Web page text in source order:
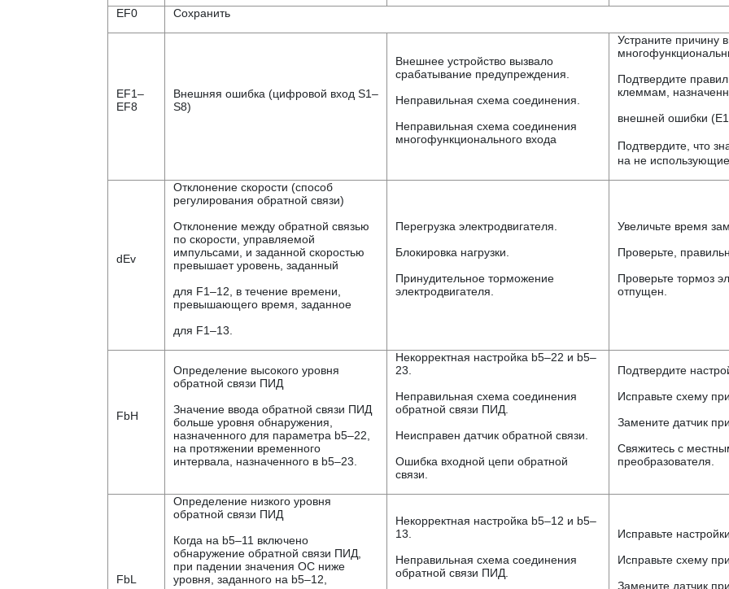
EF0 Сохранить
EF1–
EF8
Внешняя ошибка (цифровой вход S1–
S8)
Внешнее устройство вызвало
срабатывание предупреждения.
Неправильная схема соединения.
Неправильная схема соединения
многофункционального входа
Устраните причину
Подтвердите
клеммам,
внешней ошибки
Подтвердите, что
на не
dEv
Отклонение скорости (способ
регулирования обратной связи)
Отклонение между обратной связью
по скорости, управляемой
импульсами, и заданной скоростью
превышает уровень, заданный
для F1–12, в течение времени,
превышающего время, заданное
для F1–13.
Перегрузка электродвигателя.
Блокировка нагрузки.
Принудительное торможение
электродвигателя.
Увеличьте время
Проверьте,
Проверьте тормоз
отпущен.
FbH
Определение высокого уровня
обратной связи ПИД
Значение ввода обратной связи ПИД
больше уровня обнаружения,
назначенного для параметра b5–22,
на протяжении временного
интервала, назначенного в b5–23.
Некорректная настройка b5–22 и b5–
23.
Неправильная схема соединения
обратной связи ПИД.
Неисправен датчик обратной связи.
Ошибка входной цепи обратной
связи.
Подтвердите
Исправьте схему
Замените датчик
Свяжитесь с
преобразователя.
FbL
Определение низкого уровня
обратной связи ПИД
Когда на b5–11 включено
обнаружение обратной связи ПИД,
при падении значения ОС ниже
уровня, заданного на b5–12,
Некорректная настройка b5–12 и b5–
13.
Неправильная схема соединения
обратной связи ПИД.
Исправьте
Исправьте схему
Замените датчик